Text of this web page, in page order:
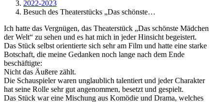
2022-2023
Besuch des Theaterstücks „Das schönste…
Ich hatte das Vergnügen, das Theaterstück „Das schönste Mädchen
der Welt“ zu sehen und es hat mich in jeder Hinsicht begeistert.
Das Stück selbst orientierte sich sehr am Film und hatte eine starke
Botschaft, die meine Gedanken noch lange nach dem Ende
beschäftigte:
Nicht das Äußere zählt.
Die Schauspieler waren unglaublich talentiert und jeder Charakter
hat seine Rolle sehr gut angenommen, besetzt und gespielt.
Das Stück war eine Mischung aus Komödie und Drama, welches